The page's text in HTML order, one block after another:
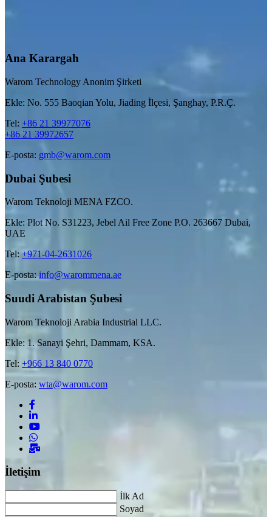
Ana Karargah
Warom Technology Anonim Şirketi
Ekle: No. 555 Baoqian Yolu, Jiading İlçesi, Şanghay, P.R.Ç.
Tel: +86 21 39977076
+86 21 39972657
E-posta: gmb@warom.com
Dubai Şubesi
Warom Teknoloji MENA FZCO.
Ekle: Plot No. S31223, Jebel Ail Free Zone P.O. 263667 Dubai,
UAE
Tel:+971-04-2631026
E-posta: info@warommena.ae
Suudi Arabistan Şubesi
Warom Teknoloji Arabia Industrial LLC.
Ekle: 1. Sanayi Şehri, Dammam, KSA.
Tel: +966 13 840 0770
E-posta: wta@warom.com
İletişim
İlk Ad
Soyad